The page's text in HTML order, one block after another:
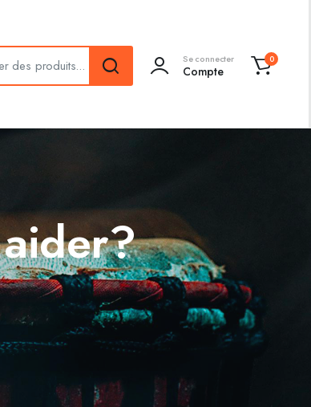
Se connecter
Compte
0